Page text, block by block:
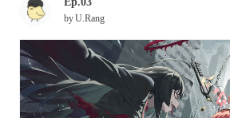
byU.Rang